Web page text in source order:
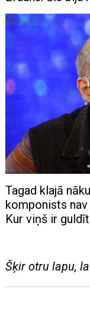
Tagad klajā
komponists
Kur viņš ir
Šķir otru lapu,